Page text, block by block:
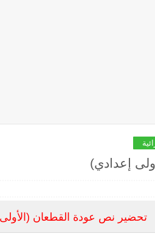
إعدادي)
تحضير نص عودة القطعان